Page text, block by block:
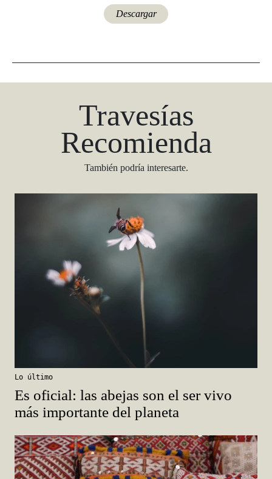
Descargar
Travesías
Recomienda
Lo último
Es oficial: las abejas son el ser vivo
más importante del planeta